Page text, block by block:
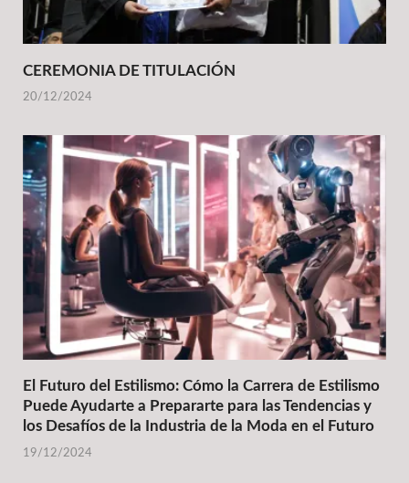
CEREMONIA DE TITULACIÓN
20/12/2024
El Futuro del Estilismo: Cómo la Carrera de Estilismo
Puede Ayudarte a Prepararte para las Tendencias y
los Desafíos de la Industria de la Moda en el Futuro
19/12/2024